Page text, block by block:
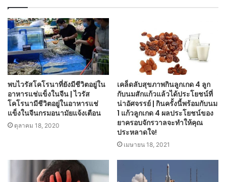
พบไวรัสโคโรนาที่ยังมีชีวิตอยู่ใน
อาหารแช่แข็งในจีน | ไวรัส
โคโรนามีชีวิตอยู่ในอาหารแช่
แข็งในจีนกรมอนามัยแจ้งเตือน
ตุลาคม 18, 2020
เคล็ดลับสุขภาพกินลูกเกด 4 ลูก
กับนมสักแก้วแล้วได้ประโยชน์ที่
น่าอัศจรรย์ | กินครั้งนี้พร้อมกับนม
1 แก้วลูกเกด 4 ผลประโยชน์ของ
ยาครอบจักรวาลจะทำให้คุณ
ประหลาดใจ!
เมษายน 18, 2021